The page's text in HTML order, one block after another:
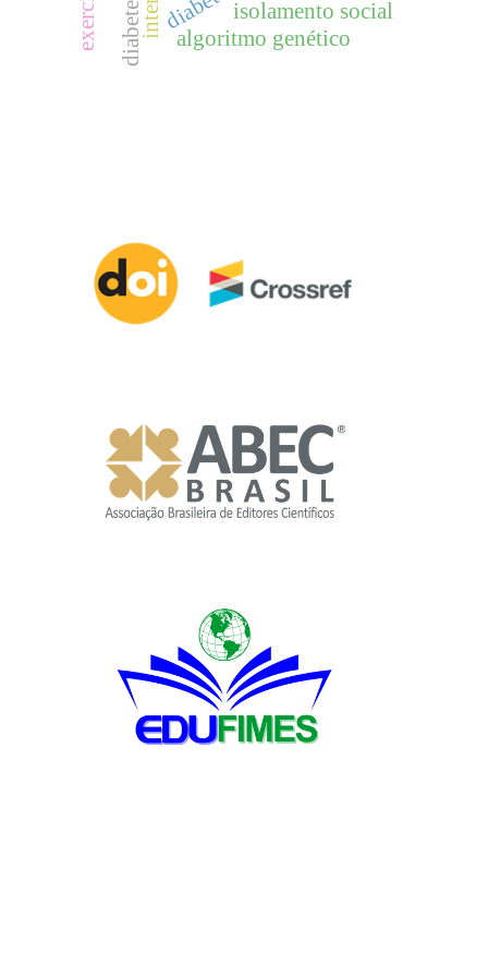
algoritmo genético
isolamento social